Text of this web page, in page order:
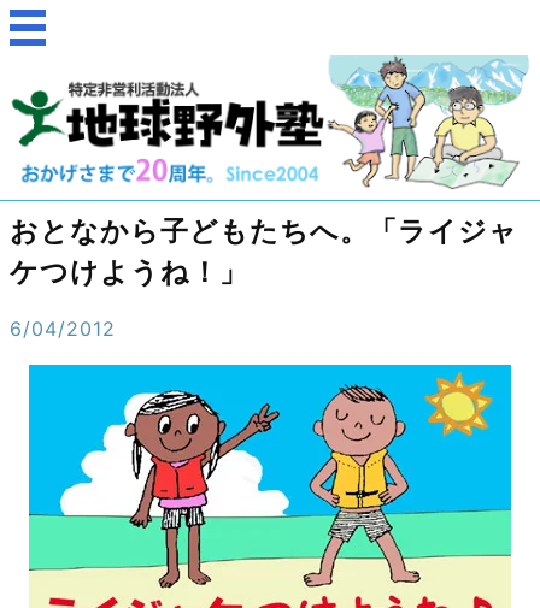
おとなから子どもたちへ。「ライジャ
ケつけようね！」
6/04/2012